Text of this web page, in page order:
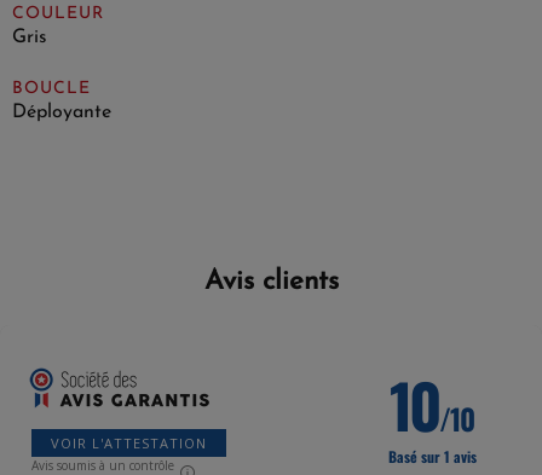
COULEUR
Gris
BOUCLE
Déployante
Avis clients
VOIR L'ATTESTATION
Avis soumis à un contrôle
10/10
Basé sur 1 avis